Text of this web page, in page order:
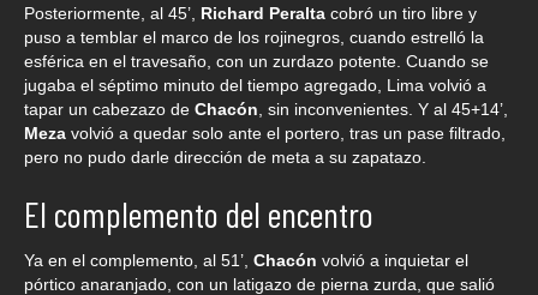
Posteriormente, al 45’, Richard Peralta cobró un tiro libre y
puso a temblar el marco de los rojinegros, cuando estrelló la
esférica en el travesaño, con un zurdazo potente. Cuando se
jugaba el séptimo minuto del tiempo agregado, Lima volvió a
tapar un cabezazo de Chacón , sin inconvenientes. Y al 45+14’,
Meza volvió a quedar solo ante el portero, tras un pase filtrado,
pero no pudo darle dirección de meta a su zapatazo.
El complemento del encentro
Ya en el complemento, al 51’, Chacón volvió a inquietar el
pórtico anaranjado, con un latigazo de pierna zurda, que salió